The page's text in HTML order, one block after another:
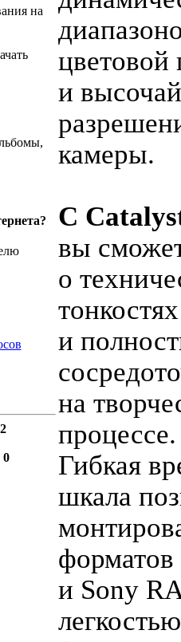
на
2
0
цветовой
и
камеры.
С
вы
о
и
на
процессе.
Гибкая
шкала
и Sony